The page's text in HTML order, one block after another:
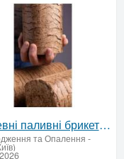
Деревні паливні брикети оптом — від 22 тонн
та Опалення -